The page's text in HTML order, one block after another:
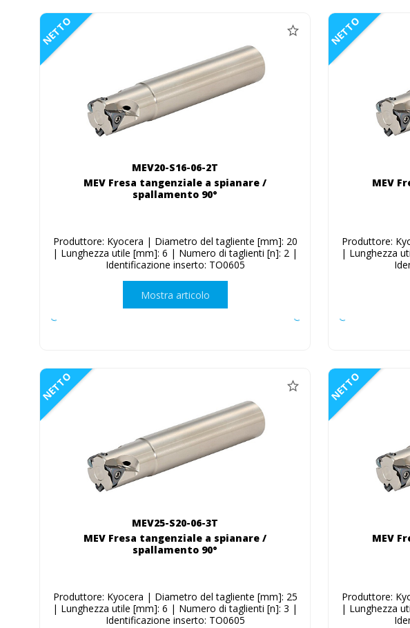
NETTO
MEV20-S16-06-2T
MEV Fresa tangenziale a spianare /
spallamento 90°
Produttore: Kyocera | Diametro del tagliente [mm]: 20
| Lunghezza utile [mm]: 6 | Numero di taglienti [n]: 2 |
Identificazione inserto: TO0605
Mostra articolo
NETTO
MEV
Produttore:
| Lunghezza
NETTO
MEV25-S20-06-3T
MEV Fresa tangenziale a spianare /
spallamento 90°
Produttore: Kyocera | Diametro del tagliente [mm]: 25
| Lunghezza utile [mm]: 6 | Numero di taglienti [n]: 3 |
Identificazione inserto: TO0605
NETTO
MEV
Produttore:
| Lunghezza